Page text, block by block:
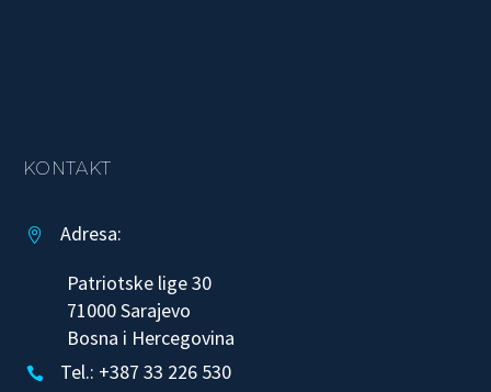
KONTAKT


Adresa:
Patriotske lige 30
71000 Sarajevo
Bosna i Hercegovina

 Tel.: +387 33 226 530